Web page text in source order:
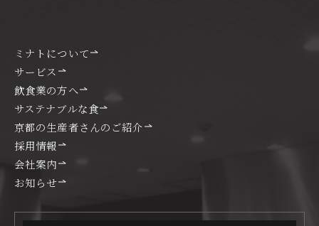
ミナトについて
サービス
飲食業の方へ
サステナブルな食
京都の生産者さんのご紹介
採用情報
会社案内
お知らせ